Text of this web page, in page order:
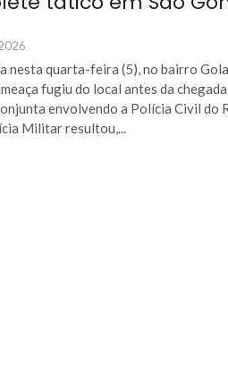
nesta quarta-feira (5), no bairro
fugiu do local antes da chegada
envolvendo a Polícia Civil do
Militar resultou,...